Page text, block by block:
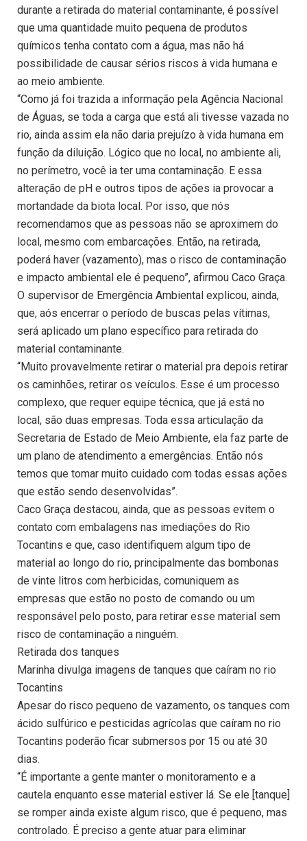
durante a retirada do material contaminante, é possível
que uma quantidade muito pequena de produtos
químicos tenha contato com a água, mas não há
possibilidade de causar sérios riscos à vida humana e
ao meio ambiente.
“Como já foi trazida a informação pela Agência Nacional
de Águas, se toda a carga que está ali tivesse vazada no
rio, ainda assim ela não daria prejuízo à vida humana em
função da diluição. Lógico que no local, no ambiente ali,
no perímetro, você ia ter uma contaminação. E essa
alteração de pH e outros tipos de ações ia provocar a
mortandade da biota local. Por isso, que nós
recomendamos que as pessoas não se aproximem do
local, mesmo com embarcações. Então, na retirada,
poderá haver (vazamento), mas o risco de contaminação
e impacto ambiental ele é pequeno”, afirmou Caco Graça.
O supervisor de Emergência Ambiental explicou, ainda,
que, aós encerrar o período de buscas pelas vítimas,
será aplicado um plano específico para retirada do
material contaminante.
“Muito provavelmente retirar o material pra depois retirar
os caminhões, retirar os veículos. Esse é um processo
complexo, que requer equipe técnica, que já está no
local, são duas empresas. Toda essa articulação da
Secretaria de Estado de Meio Ambiente, ela faz parte de
um plano de atendimento a emergências. Então nós
temos que tomar muito cuidado com todas essas ações
que estão sendo desenvolvidas”.
Caco Graça destacou, ainda, que as pessoas evitem o
contato com embalagens nas imediações do Rio
Tocantins e que, caso identifiquem algum tipo de
material ao longo do rio, principalmente das bombonas
de vinte litros com herbicidas, comuniquem as
empresas que estão no posto de comando ou um
responsável pelo posto, para retirar esse material sem
risco de contaminação a ninguém.
Retirada dos tanques
Marinha divulga imagens de tanques que caíram no rio
Tocantins
Apesar do risco pequeno de vazamento, os tanques com
ácido sulfúrico e pesticidas agrícolas que caíram no rio
Tocantins poderão ficar submersos por 15 ou até 30
dias.
“É importante a gente manter o monitoramento e a
cautela enquanto esse material estiver lá. Se ele [tanque]
se romper ainda existe algum risco, que é pequeno, mas
controlado. É preciso a gente atuar para eliminar